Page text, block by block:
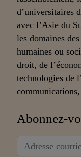
d’universitaires
avec l’Asie du
les domaines
humaines ou
droit, de
technologies de
Abonnez-